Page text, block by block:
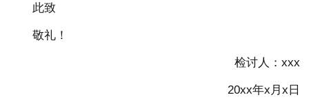
此致
敬礼！
检讨人：xxx
20xx年x月x日